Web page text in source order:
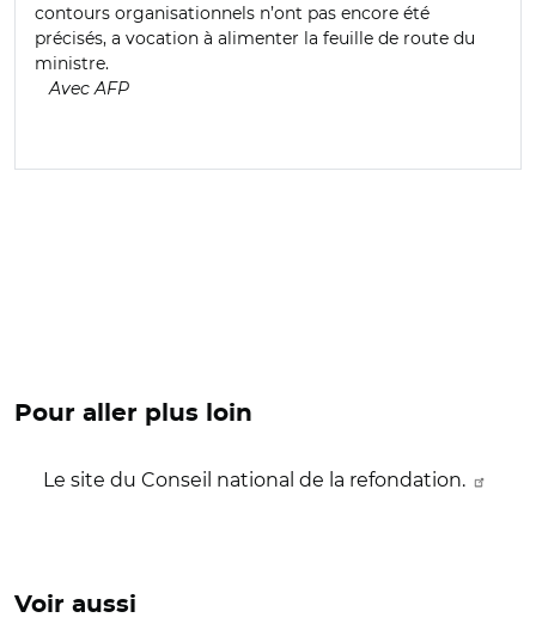
contours organisationnels n’ont pas encore été
précisés, a vocation à alimenter la feuille de route du
ministre.
Avec AFP
Pour aller plus loin
Le site du Conseil national de la refondation.
Voir aussi